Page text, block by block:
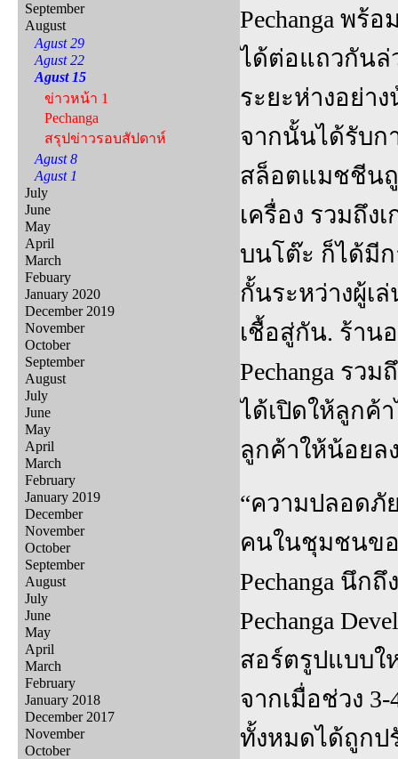
September
August
Agust 29
Agust 22
Agust 15
ข่าวหน้า 1
Pechanga
สรุปข่าวรอบสัปดาห์
Agust 8
Agust 1
July
June
May
April
March
Febuary
January 2020
December 2019
November
October
September
August
July
June
May
April
March
February
January 2019
December
November
October
September
August
July
June
May
April
March
February
January 2018
December 2017
November
October
Pechanga พ
ได้ต่อแถวกันล่
ระยะห่างอย่า
จากนั้นได้รับก
สล็อตแมชชีนถู
เครื่อง รวมถึง
บนโต๊ะ ก็ได้มี
กั้นระหว่างผู้เ
เชื้อสู่กัน. ร้าน
Pechanga รว
ได้เปิดให้ลูกค้
ลูกค้าให้น้อยล
“ความปลอดภั
คนในชุมชนขอ
Pechanga นึก
Pechanga
สอร์ตรูปแบบใ
จากเมื่อช่วง
ทั้งหมดได้ถูกป